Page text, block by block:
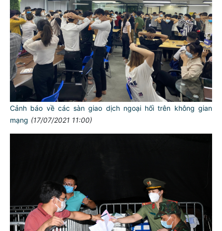
Cảnh báo về các sàn giao dịch ngoại hối trên không gian
mạng (17/07/2021 11:00)